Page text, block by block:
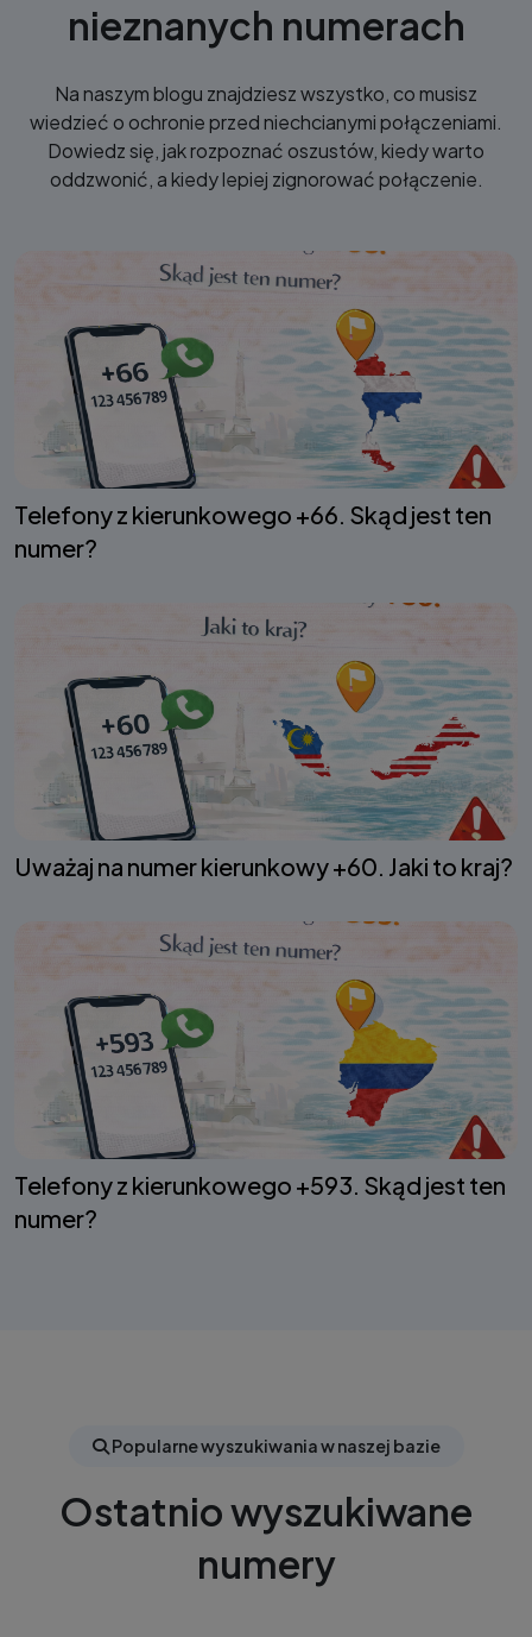
nieznanych numerach
Na naszym blogu znajdziesz wszystko, co musisz
wiedzieć o ochronie przed niechcianymi połączeniami.
Dowiedz się, jak rozpoznać oszustów, kiedy warto
oddzwonić, a kiedy lepiej zignorować połączenie.
Telefony z kierunkowego +66. Skąd jest ten
numer?
Uważaj na numer kierunkowy +60. Jaki to kraj?
Telefony z kierunkowego +593. Skąd jest ten
numer?
Popularne wyszukiwania w naszej bazie
Ostatnio wyszukiwane
numery